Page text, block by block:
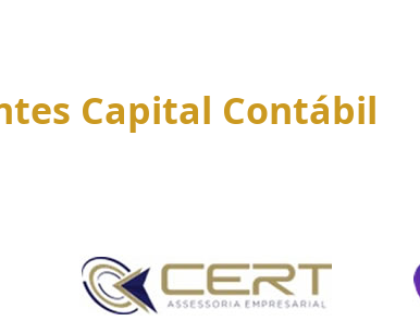
Capital Contábil